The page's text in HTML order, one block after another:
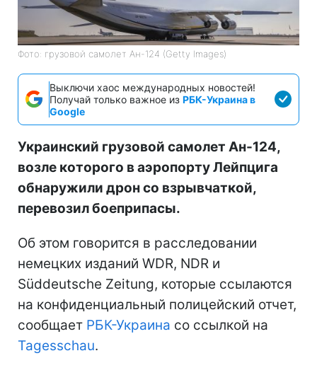
Фото: грузовой самолет Ан-124 (Getty Images)
Выключи хаос международных новостей!
Получай только важное из РБК-Украина в
Google
Украинский грузовой самолет Ан-124,
возле которого в аэропорту Лейпцига
обнаружили дрон со взрывчаткой,
перевозил боеприпасы.
Об этом говорится в расследовании
немецких изданий WDR, NDR и
Süddeutsche Zeitung, которые ссылаются
на конфиденциальный полицейский отчет,
сообщает РБК-Украина со ссылкой на
Tagesschau.